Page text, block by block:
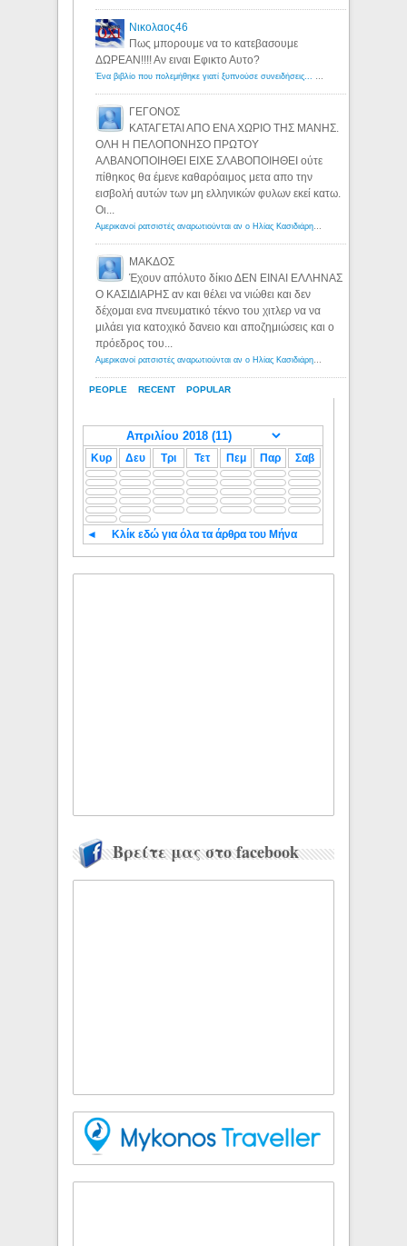
PEOPLE RECENT POPULAR
Νικολαος46
Πως μπορουμε να το κατεβασουμε
ΔΩΡΕΑΝ!!!! Αν ειναι Εφικτο Αυτο?
Ένα βιβλίο που πολεμήθηκε γιατί ξυπνούσε συνειδήσεις... - Λόγιος Ερμής | Η γνώση ξεκινάει με την αναζήτηση...
ΓΕΓΟΝΟΣ
ΚΑΤΑΓΕΤΑΙ ΑΠΟ ΕΝΑ ΧΩΡΙΟ ΤΗΣ ΜΑΝΗΣ.
ΟΛΗ Η ΠΕΛΟΠΟΝΗΣΟ ΠΡΩΤΟΥ
ΑΛΒΑΝΟΠΟΙΗΘΕΙ ΕΙΧΕ ΣΛΑΒΟΠΟΙΗΘΕΙ ούτε
πίθηκος θα έμενε καθαρόαιμος μετα απο την
εισβολή αυτών των μη ελληνικών φυλων εκεί κατω.
Οι...
Αμερικανοί ρατσιστές αναρωτιούνται αν ο Ηλίας Κασιδιάρης ανήκει στη λευκή φυλή... - Λόγιος Ερμής
ΜΑΚΔΟΣ
Έχουν απόλυτο δίκιο ΔΕΝ ΕΙΝΑΙ ΕΛΛΗΝΑΣ
Ο ΚΑΣΙΔΙΑΡΗΣ αν και θέλει να νιώθει και δεν
δέχομαι ενα πνευματικό τέκνο του χιτλερ να να
μιλάει για κατοχικό δανειο και αποζημιώσεις και ο
πρόεδρος του...
Αμερικανοί ρατσιστές αναρωτιούνται αν ο Ηλίας Κασιδιάρης ανήκει στη λευκή φυλή... - Λόγιος Ερμής
Κυρ Δευ Τρι Τετ Πεμ Παρ Σαβ
◄ Κλίκ εδώ για όλα τα άρθρα του Μήνα
Βρείτε μας στο facebook